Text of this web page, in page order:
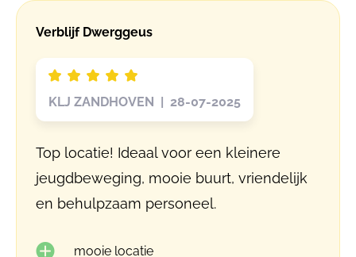
Verblijf Dwerggeus
KLJ ZANDHOVEN | 28-07-2025
Top locatie! Ideaal voor een kleinere
jeugdbeweging, mooie buurt, vriendelijk
en behulpzaam personeel.
mooie locatie